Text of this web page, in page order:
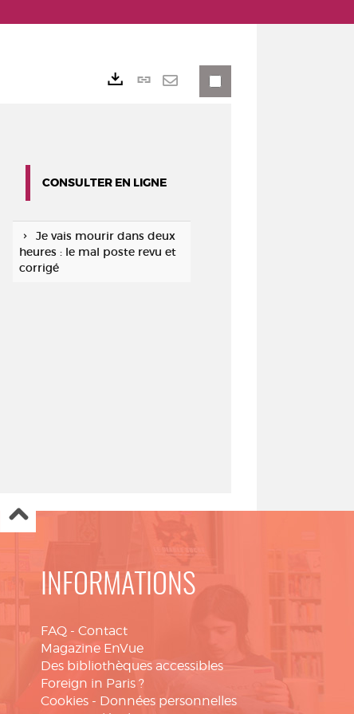
Lien
CONSULTER EN LIGNE
Je vais mourir dans deux
heures : le mal poste revu et
corrigé
INFORMATIONS
FAQ - Contact
Magazine EnVue
Des bibliothèques accessibles
Foreign in Paris ?
Cookies - Données personnelles